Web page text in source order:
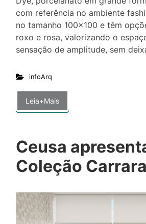
com referência no ambiente
no tamanho 100×100 e têm
roxo e rosa, valorizando o
sensação de amplitude, sem
infoArq
Leia+Mais
Ceusa
Coleção Carrara